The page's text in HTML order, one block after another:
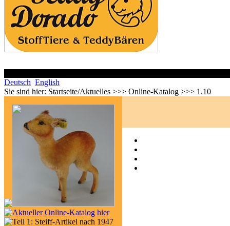
Deutsch English
Sie sind hier: Startseite/Aktuelles >>> Online-Katalog >>> 1.10